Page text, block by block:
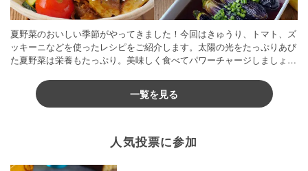
夏野菜のおいしい季節がやってきました！今回はきゅうり、トマト、ズ
ッキーニなどを使ったレシピをご紹介します。太陽の光をたっぷりあび
た夏野菜は栄養もたっぷり。美味しく食べてパワーチャージしましょう
一覧を見る
人気投票に参加